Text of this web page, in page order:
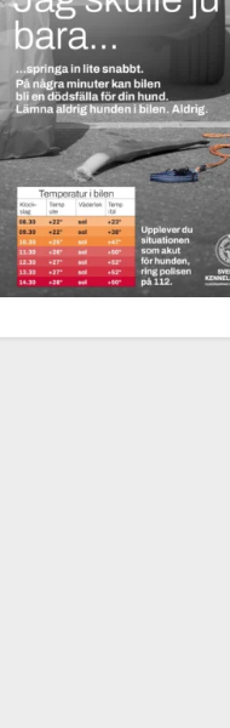
kräver bra programvara.